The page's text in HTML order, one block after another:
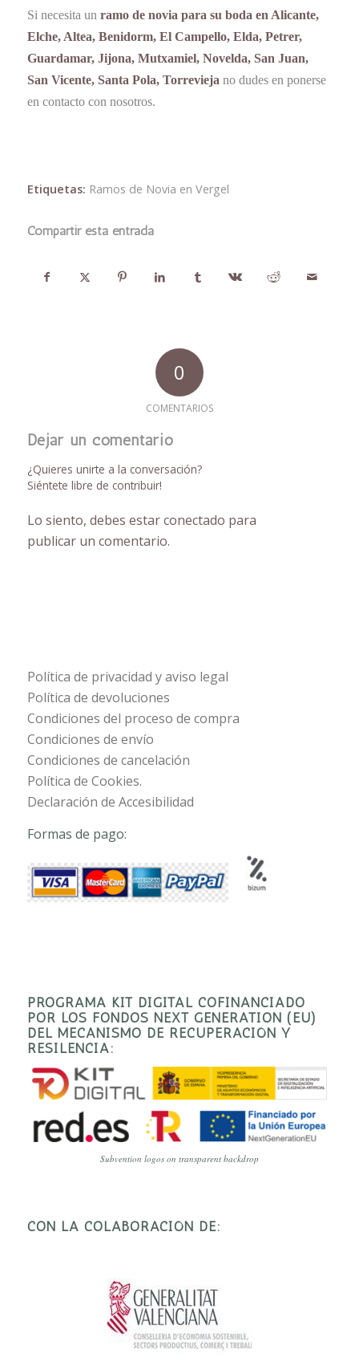
Si necesita un ramo de novia para su boda en Alicante,
Elche, Altea, Benidorm, El Campello, Elda, Petrer,
Guardamar, Jijona, Mutxamiel, Novelda, San Juan,
San Vicente, Santa Pola, Torrevieja no dudes en ponerse
en contacto con nosotros.
Etiquetas: Ramos de Novia en Vergel
Compartir esta entrada
0
COMENTARIOS
Dejar un comentario
¿Quieres unirte a la conversación?
Siéntete libre de contribuir!
Lo siento, debes estarconectado para
publicar un comentario.
Política de privacidad y aviso legal
Política de devoluciones
Condiciones del proceso de compra
Condiciones de envío
Condiciones de cancelación
Política de Cookies.
Declaración de Accesibilidad
Formas de pago:
PROGRAMA KIT DIGITAL COFINANCIADO
POR LOS FONDOS NEXT GENERATION (EU)
DEL MECANISMO DE RECUPERACIÓN Y
RESILENCIA:
Subvention logos on transparent backdrop
CON LA COLABORACIÓN DE: